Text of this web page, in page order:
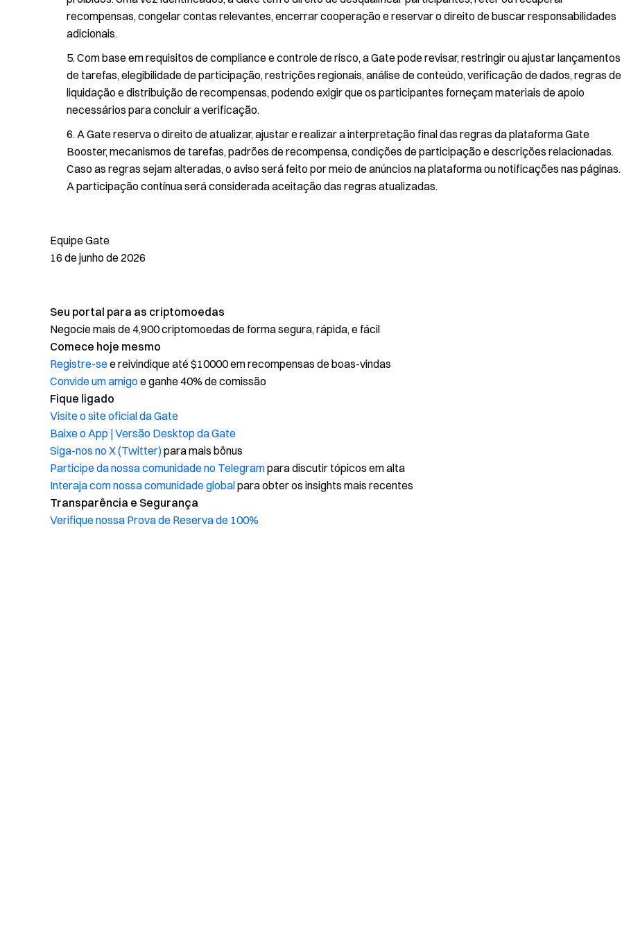
recompensas, congelar contas relevantes, encerrar cooperação e reservar o direito de buscar responsabilidades
adicionais.
Com base em requisitos de compliance e controle de risco, a Gate pode revisar, restringir ou ajustar lançamentos
de tarefas, elegibilidade de participação, restrições regionais, análise de conteúdo, verificação de dados, regras de
liquidação e distribuição de recompensas, podendo exigir que os participantes forneçam materiais de apoio
necessários para concluir a verificação.
A Gate reserva o direito de atualizar, ajustar e realizar a interpretação final das regras da plataforma Gate
Booster, mecanismos de tarefas, padrões de recompensa, condições de participação e descrições relacionadas.
Caso as regras sejam alteradas, o aviso será feito por meio de anúncios na plataforma ou notificações nas páginas.
A participação contínua será considerada aceitação das regras atualizadas.
Equipe Gate
16 de junho de 2026
Seu portal para as criptomoedas
Negocie mais de 4,900 criptomoedas de forma segura, rápida, e fácil
Comece hoje mesmo
Registre-see reivindique até $10000 em recompensas de boas-vindas
Convide um amigo e ganhe 40% de comissão
Fique ligado
Visite o site oficial da Gate
Baixe o App | Versão Desktop da Gate
Siga-nos no X (Twitter)para mais bônus
Participe da nossa comunidade no Telegrampara discutir tópicos em alta
Interaja com nossa comunidade globalpara obter os insights mais recentes
Transparência e Segurança
Verifique nossa Prova de Reserva de 100%